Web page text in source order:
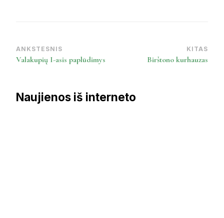
Post
Navigation
ANKSTESNIS
Valakupių I-asis paplūdimys
KITAS
Birštono kurhauzas
Naujienos iš interneto